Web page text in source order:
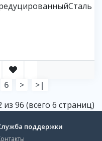
6 >
>|
96 (всего 6 страниц)
поддержки